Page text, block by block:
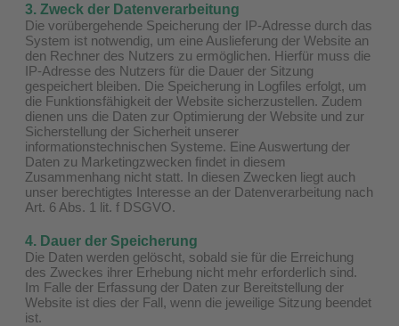
3. Zweck der Datenverarbeitung
Die vorübergehende Speicherung der IP-Adresse durch das
System ist notwendig, um eine Auslieferung der Website an
den Rechner des Nutzers zu ermöglichen. Hierfür muss die
IP-Adresse des Nutzers für die Dauer der Sitzung
gespeichert bleiben. Die Speicherung in Logfiles erfolgt, um
die Funktionsfähigkeit der Website sicherzustellen. Zudem
dienen uns die Daten zur Optimierung der Website und zur
Sicherstellung der Sicherheit unserer
informationstechnischen Systeme. Eine Auswertung der
Daten zu Marketingzwecken findet in diesem
Zusammenhang nicht statt. In diesen Zwecken liegt auch
unser berechtigtes Interesse an der Datenverarbeitung nach
Art. 6 Abs. 1 lit. f DSGVO.
4. Dauer der Speicherung
Die Daten werden gelöscht, sobald sie für die Erreichung
des Zweckes ihrer Erhebung nicht mehr erforderlich sind.
Im Falle der Erfassung der Daten zur Bereitstellung der
Website ist dies der Fall, wenn die jeweilige Sitzung beendet
ist.